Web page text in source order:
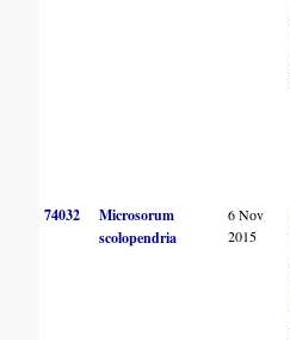
74032
Microsorum
scolopendria
6 Nov
2015